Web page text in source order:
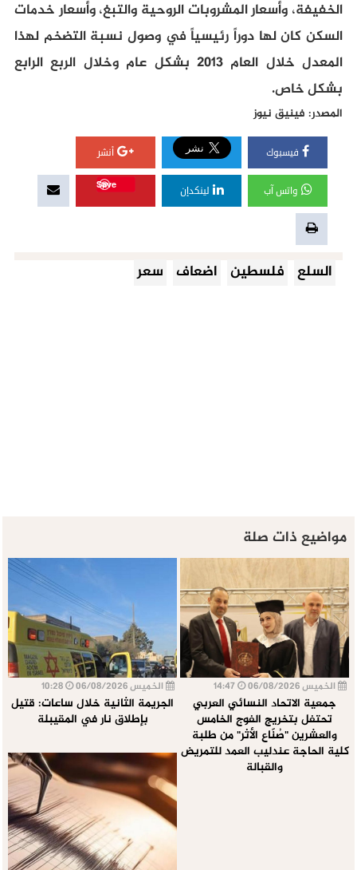
الخفيفة، وأسعار المشروبات الروحية والتبغ، وأسعار خدمات
السكن كان لها دوراً رئيسياً في وصول نسبة التضخم لهذا
المعدل خلال العام 2013 بشكل عام وخلال الربع الرابع
بشكل خاص.
المصدر: فينيق نيوز
فيسبوك أنشر
واتس آب لينكدإن
Save
السلع فلسطين اضعاف سعر
مواضيع ذات صلة
الخميس 06/08/2026
جمعية الاتحاد النسائي العربي
تحتفل بتخريج الفوج الخامس
والعشرين "صُنّاع الأثر" من طلبة
كلية الحاجة عندليب العمد للتمريض
والقبالة
الخميس 06/08/2026
الجريمة الثانية خلال ساعات: قتيل
بإطلاق نار في المقيبلة